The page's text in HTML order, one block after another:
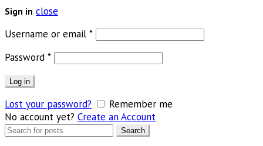
Sign in close
Username or email *Обязательно
Password *Обязательно
Log in
Lost your password?
Remember me
No account yet? Create an Account
Search
Search